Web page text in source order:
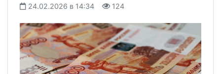
24.02.2026 в 14:34 124